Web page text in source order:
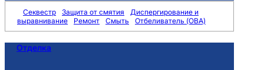
Секвестр Защита от смятия
Диспергирование и
выравнивание
Ремонт Смыть Отбеливатель (OBA)
Отделка